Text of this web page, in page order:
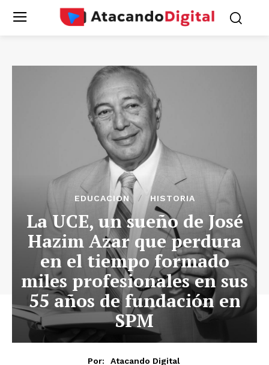
EDUCACION HISTORIA
La UCE, un sueño de José
Hazim Azar que perdura
en el tiempo formado
miles profesionales en sus
55 años de fundación en
SPM
Por:
Atacando Digital